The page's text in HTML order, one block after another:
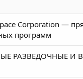
Corporation —
программ
РАЗВЕДОЧНЫЕ И